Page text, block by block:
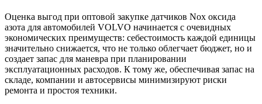
Оценка выгод при оптовой закупке датчиков Nox оксида
азота для автомобилей VOLVO начинается с очевидных
экономических преимуществ: себестоимость каждой единицы
значительно снижается, что не только облегчает бюджет, но и
создает запас для маневра при планировании
эксплуатационных расходов. К тому же, обеспечивая запас на
складе, компании и автосервисы минимизируют риски
ремонта и простоя техники.